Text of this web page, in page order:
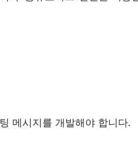
메시지를 개발해야 합니다.